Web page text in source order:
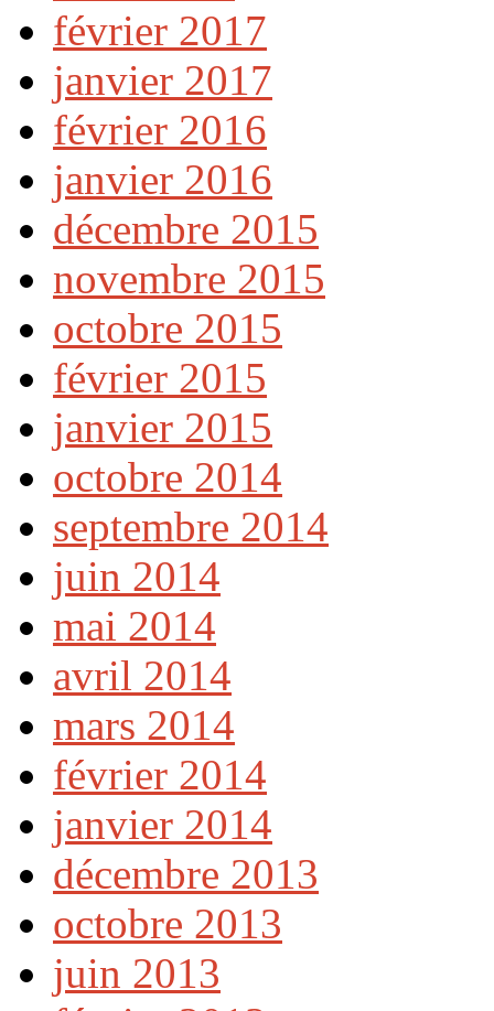
février 2017
janvier 2017
février 2016
janvier 2016
décembre 2015
novembre 2015
octobre 2015
février 2015
janvier 2015
octobre 2014
septembre 2014
juin 2014
mai 2014
avril 2014
mars 2014
février 2014
janvier 2014
décembre 2013
octobre 2013
juin 2013